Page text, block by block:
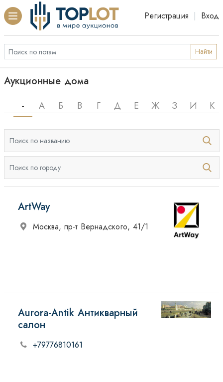
Регистрация | Вход
Найти
Аукционные дома
- А Б В Г Д Е Ж З И К
ArtWay
Москва, пр-т Вернадского, 41/1
Aurora-Antik Антикварный
салон
+79776810161